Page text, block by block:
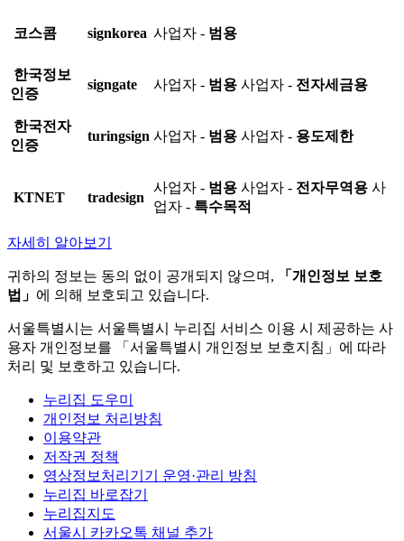
코스콤 signkorea 사업자 - 범용
한국정보
인증
signgate 사업자 - 범용 사업자 - 전자세금용
한국전자
인증
turingsign 사업자 - 범용 사업자 - 용도제한
KTNET tradesign
사업자 - 범용 사업자 - 전자무역용 사
업자 - 특수목적
자세히 알아보기
귀하의 정보는 동의 없이 공개되지 않으며,
「개인정보 보호
법」 에 의해 보호되고 있습니다.
서울특별시는 서울특별시 누리집 서비스 이용 시 제공하는 사
용자 개인정보를 「서울특별시 개인정보 보호지침」에 따라
처리 및 보호하고 있습니다.
누리집 도우미
개인정보 처리방침
이용약관
저작권 정책
영상정보처리기기 운영·관리 방침
누리집 바로잡기
누리집지도
서울시 카카오톡 채널 추가